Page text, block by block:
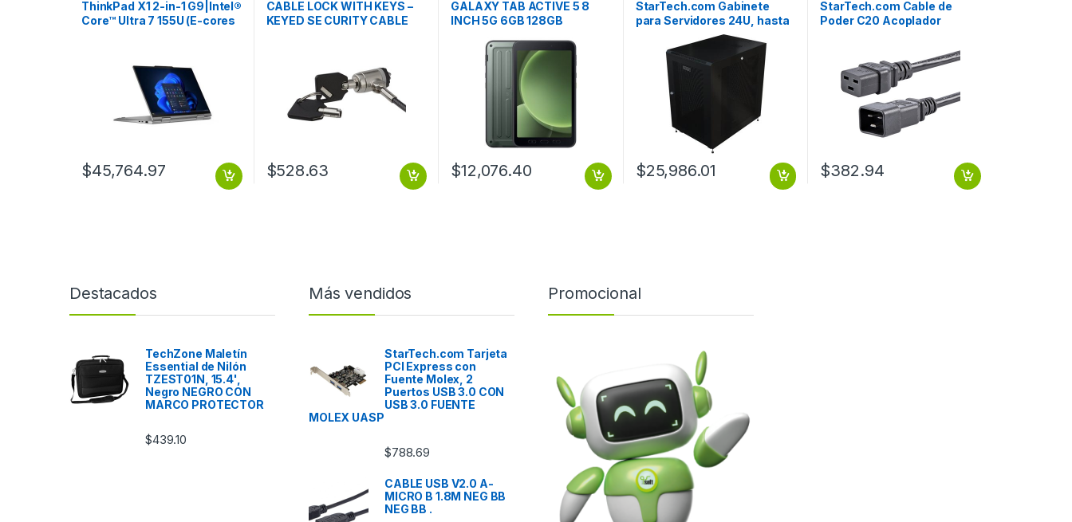
ThinkPad X1 2-in-1 G9|Intel®
Core™ Ultra 7 155U (E-cores
11 Pro 64|16.0GB|512GB SSD
M.2 2280 PCIe Gen4 TLC
Opal|Intel®
Graphics|NFC|BT5.1 or
BT5.3|Intel®AX211vPro|No
57Wh|3YR Premier
Support|Backlit|Grey-
Spanish (LA) THINKPAD X1 2
$45,764.97
CABLE LOCK WITH KEYS –
KEYED SE CURITY CABLE
$528.63
GALAXY TAB ACTIVE 5 8
INCH 5G 6GB 128GB
ACTIVE 5 8 INCH 5G 6GB
128GB ANDROID 13
$12,076.40
StarTech.com Gabinete
para Servidores 24U, hasta
450kg, Negro .
$25,986.01
StarTech.com Cable de
Poder C20 Acoplador
Hembra, 1.8 Metros, Negro .
$382.94
Destacados
TechZone Maletín
Essential de Nilón
TZEST01N, 15.4',
Negro NEGRO CON
MARCO PROTECTOR
$439.10
Más vendidos
StarTech.com Tarjeta
PCI Express con
Fuente Molex, 2
Puertos USB 3.0 CON
USB 3.0 FUENTE
MOLEX UASP
$788.69
CABLE USB V2.0 A-
MICRO B 1.8M NEG BB
NEG BB .
Promocional